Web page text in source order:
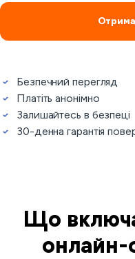
Безпечний перегляд
Платіть анонімно
Залишайтесь в безпеці
30-денна гарантія
Що
онлайн-